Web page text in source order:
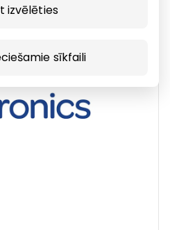
izvēlēties
sīkfaili